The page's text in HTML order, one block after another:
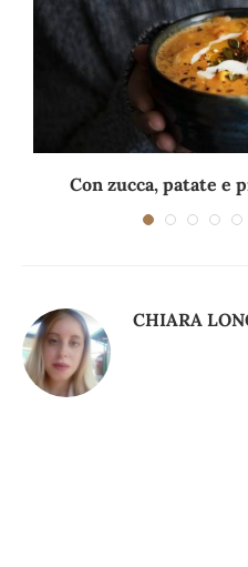
Con zucca, patate e
CHIARA